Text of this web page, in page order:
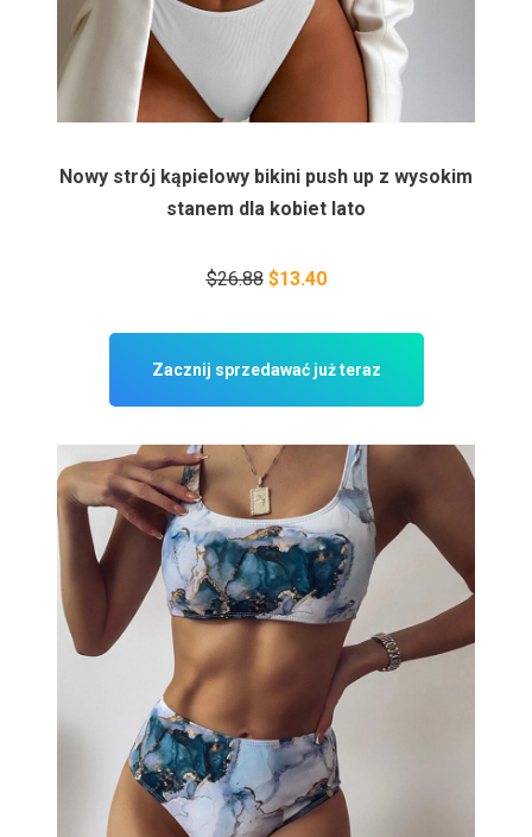
Nowy strój kąpielowy bikini push up z wysokim
stanem dla kobiet lato
$26.88 $13.40
Zacznij sprzedawać już teraz